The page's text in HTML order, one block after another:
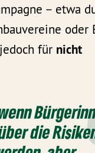
– etwa
oder
für nicht
die